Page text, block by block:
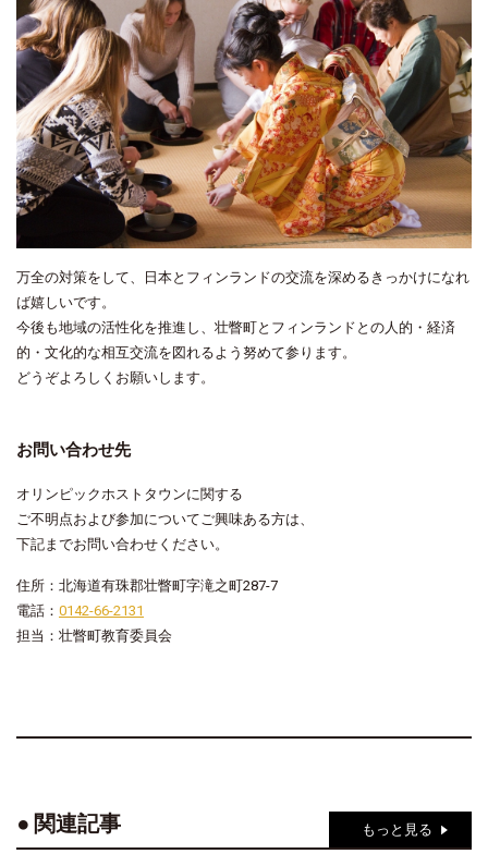
万全の対策をして、日本とフィンランドの交流を深めるきっかけになれ
ば嬉しいです。
今後も地域の活性化を推進し、壮瞥町とフィンランドとの人的・経済
的・文化的な相互交流を図れるよう努めて参ります。
どうぞよろしくお願いします。
お問い合わせ先
オリンピックホストタウンに関する
ご不明点および参加についてご興味ある方は、
下記までお問い合わせください。
住所：北海道有珠郡壮瞥町字滝之町287-7
電話： 0142-66-2131
担当：壮瞥町教育委員会
関連記事 もっと見る